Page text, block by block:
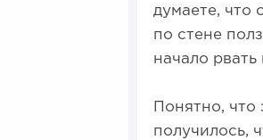
думаете, что
по стене
начало
Понятно,
получилось,